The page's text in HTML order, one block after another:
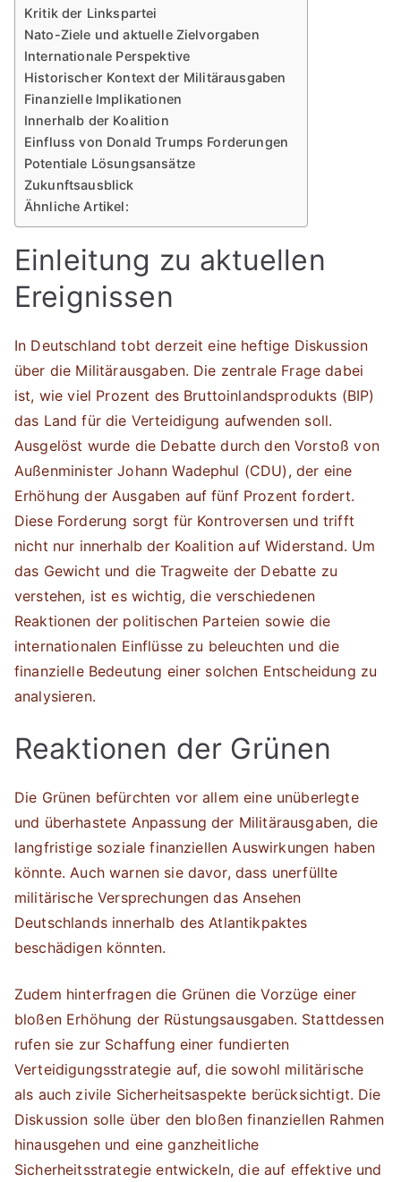
Kritik der Linkspartei
Nato-Ziele und aktuelle Zielvorgaben
Internationale Perspektive
Historischer Kontext der Militärausgaben
Finanzielle Implikationen
Innerhalb der Koalition
Einfluss von Donald Trumps Forderungen
Potentiale Lösungsansätze
Zukunftsausblick
Ähnliche Artikel:
Einleitung zu aktuellen
Ereignissen
In Deutschland tobt derzeit eine heftige Diskussion
über die Militärausgaben. Die zentrale Frage dabei
ist, wie viel Prozent des Bruttoinlandsprodukts (BIP)
das Land für die Verteidigung aufwenden soll.
Ausgelöst wurde die Debatte durch den Vorstoß von
Außenminister Johann Wadephul (CDU), der eine
Erhöhung der Ausgaben auf fünf Prozent fordert.
Diese Forderung sorgt für Kontroversen und trifft
nicht nur innerhalb der Koalition auf Widerstand. Um
das Gewicht und die Tragweite der Debatte zu
verstehen, ist es wichtig, die verschiedenen
Reaktionen der politischen Parteien sowie die
internationalen Einflüsse zu beleuchten und die
finanzielle Bedeutung einer solchen Entscheidung zu
analysieren.
Reaktionen der Grünen
Die Grünen befürchten vor allem eine unüberlegte
und überhastete Anpassung der Militärausgaben, die
langfristige soziale finanziellen Auswirkungen haben
könnte. Auch warnen sie davor, dass unerfüllte
militärische Versprechungen das Ansehen
Deutschlands innerhalb des Atlantikpaktes
beschädigen könnten.
Zudem hinterfragen die Grünen die Vorzüge einer
bloßen Erhöhung der Rüstungsausgaben. Stattdessen
rufen sie zur Schaffung einer fundierten
Verteidigungsstrategie auf, die sowohl militärische
als auch zivile Sicherheitsaspekte berücksichtigt. Die
Diskussion solle über den bloßen finanziellen Rahmen
hinausgehen und eine ganzheitliche
Sicherheitsstrategie entwickeln, die auf effektive und